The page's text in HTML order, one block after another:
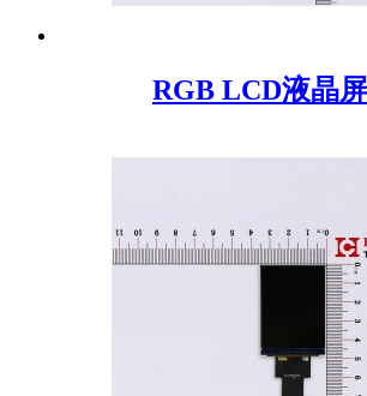
RGB LCD液晶